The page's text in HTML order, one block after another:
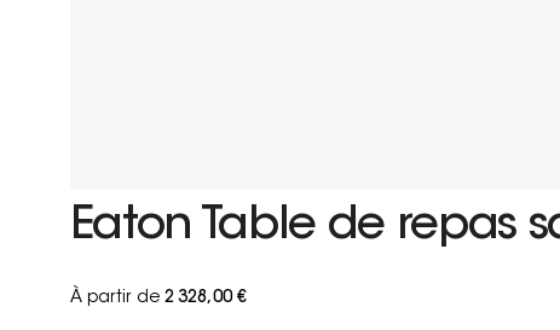
Eaton Table de repas
À partir de2 328,00 €